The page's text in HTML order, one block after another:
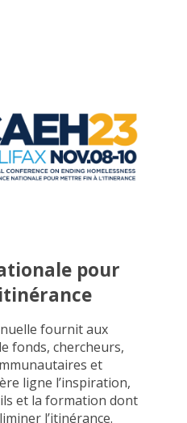
pour
fournit aux
fonds, chercheurs,
et
ligne l’inspiration,
et la formation dont
l’itinérance.